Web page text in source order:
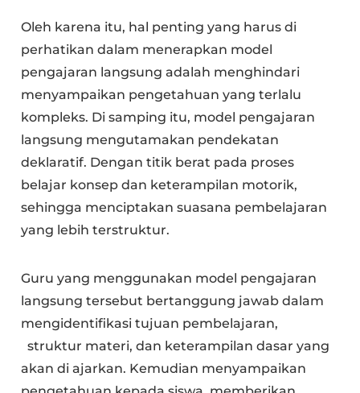
Oleh karena itu, hal penting yang harus di
perhatikan dalam menerapkan model
pengajaran langsung adalah menghindari
menyampaikan pengetahuan yang terlalu
kompleks. Di samping itu, model pengajaran
langsung mengutamakan pendekatan
deklaratif. Dengan titik berat pada proses
belajar konsep dan keterampilan motorik,
sehingga menciptakan suasana pembelajaran
yang lebih terstruktur.
Guru yang menggunakan model pengajaran
langsung tersebut bertanggung jawab dalam
mengidentifikasi tujuan pembelajaran,
struktur materi, dan keterampilan dasar yang
akan di ajarkan. Kemudian menyampaikan